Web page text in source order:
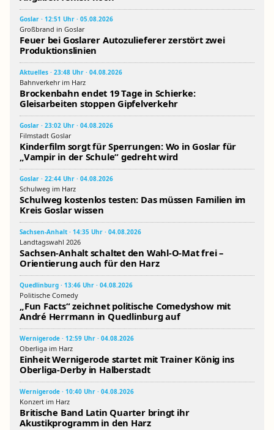
Goslar · 12:51 Uhr · 05.08.2026
Großbrand in Goslar
Feuer bei Goslarer Autozulieferer zerstört zwei
Produktionslinien
Aktuelles · 23:48 Uhr · 04.08.2026
Bahnverkehr im Harz
Brockenbahn endet 19 Tage in Schierke:
Gleisarbeiten stoppen Gipfelverkehr
Goslar · 23:02 Uhr · 04.08.2026
Filmstadt Goslar
Kinderfilm sorgt für Sperrungen: Wo in Goslar für
„Vampir in der Schule“ gedreht wird
Goslar · 22:44 Uhr · 04.08.2026
Schulweg im Harz
Schulweg kostenlos testen: Das müssen Familien im
Kreis Goslar wissen
Sachsen-Anhalt · 14:35 Uhr · 04.08.2026
Landtagswahl 2026
Sachsen-Anhalt schaltet den Wahl-O-Mat frei –
Orientierung auch für den Harz
Quedlinburg · 13:46 Uhr · 04.08.2026
Politische Comedy
„Fun Facts“ zeichnet politische Comedyshow mit
André Herrmann in Quedlinburg auf
Wernigerode · 12:59 Uhr · 04.08.2026
Oberliga im Harz
Einheit Wernigerode startet mit Trainer König ins
Oberliga-Derby in Halberstadt
Wernigerode · 10:40 Uhr · 04.08.2026
Konzert im Harz
Britische Band Latin Quarter bringt ihr
Akustikprogramm in den Harz